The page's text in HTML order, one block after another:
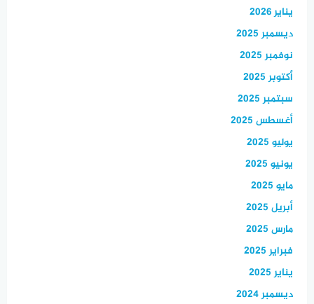
يناير 2026
ديسمبر 2025
نوفمبر 2025
أكتوبر 2025
سبتمبر 2025
أغسطس 2025
يوليو 2025
يونيو 2025
مايو 2025
أبريل 2025
مارس 2025
فبراير 2025
يناير 2025
ديسمبر 2024